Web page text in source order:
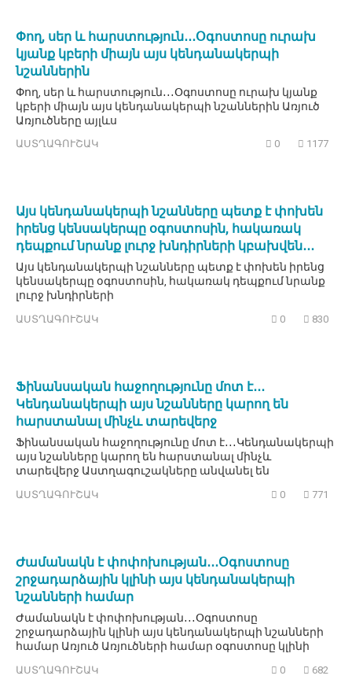
Փող, սեր և հարստություն․․․Օգոստոսը ուրախ
կյանք կբերի միայն այս կենդանակերպի
նշաններին
Փող, սեր և հարստություն․․․Օգոստոսը ուրախ կյանք
կբերի միայն այս կենդանակերպի նշաններին Առյուծ
Առյուծները այլևս
ԱՍՏՂԱԳՈՒՇԱԿ 0 1177
Այս կենդանակերպի նշանները պետք է փոխեն
իրենց կենսակերպը օգոստոսին, հակառակ
դեպքում նրանք լուրջ խնդիրների կբախվեն․․․
Այս կենդանակերպի նշանները պետք է փոխեն իրենց
կենսակերպը օգոստոսին, հակառակ դեպքում նրանք
լուրջ խնդիրների
ԱՍՏՂԱԳՈՒՇԱԿ 0 830
Ֆինանսական հաջողությունը մոտ է․․․
Կենդանակերպի այս նշանները կարող են
հարստանալ մինչև տարեվերջ
Ֆինանսական հաջողությունը մոտ է․․․Կենդանակերպի
այս նշանները կարող են հարստանալ մինչև
տարեվերջ Աստղագուշակները անվանել են
ԱՍՏՂԱԳՈՒՇԱԿ 0 771
Ժամանակն է փոփոխության․․․Օգոստոսը
շրջադարձային կլինի այս կենդանակերպի
նշանների համար
Ժամանակն է փոփոխության․․․Օգոստոսը
շրջադարձային կլինի այս կենդանակերպի նշանների
համար Առյուծ Առյուծների համար օգոստոսը կլինի
ԱՍՏՂԱԳՈՒՇԱԿ 0 682